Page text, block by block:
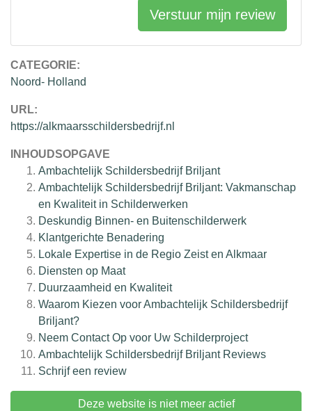
CATEGORIE:
Noord- Holland
URL:
https://alkmaarsschildersbedrijf.nl
INHOUDSOPGAVE
Ambachtelijk Schildersbedrijf Briljant
Ambachtelijk Schildersbedrijf Briljant: Vakmanschap
en Kwaliteit in Schilderwerken
Deskundig Binnen- en Buitenschilderwerk
Klantgerichte Benadering
Lokale Expertise in de Regio Zeist en Alkmaar
Diensten op Maat
Duurzaamheid en Kwaliteit
Waarom Kiezen voor Ambachtelijk Schildersbedrijf
Briljant?
Neem Contact Op voor Uw Schilderproject
Ambachtelijk Schildersbedrijf BriljantReviews
Schrijf een review
Deze website is niet meer actief
Verstuur mijn review